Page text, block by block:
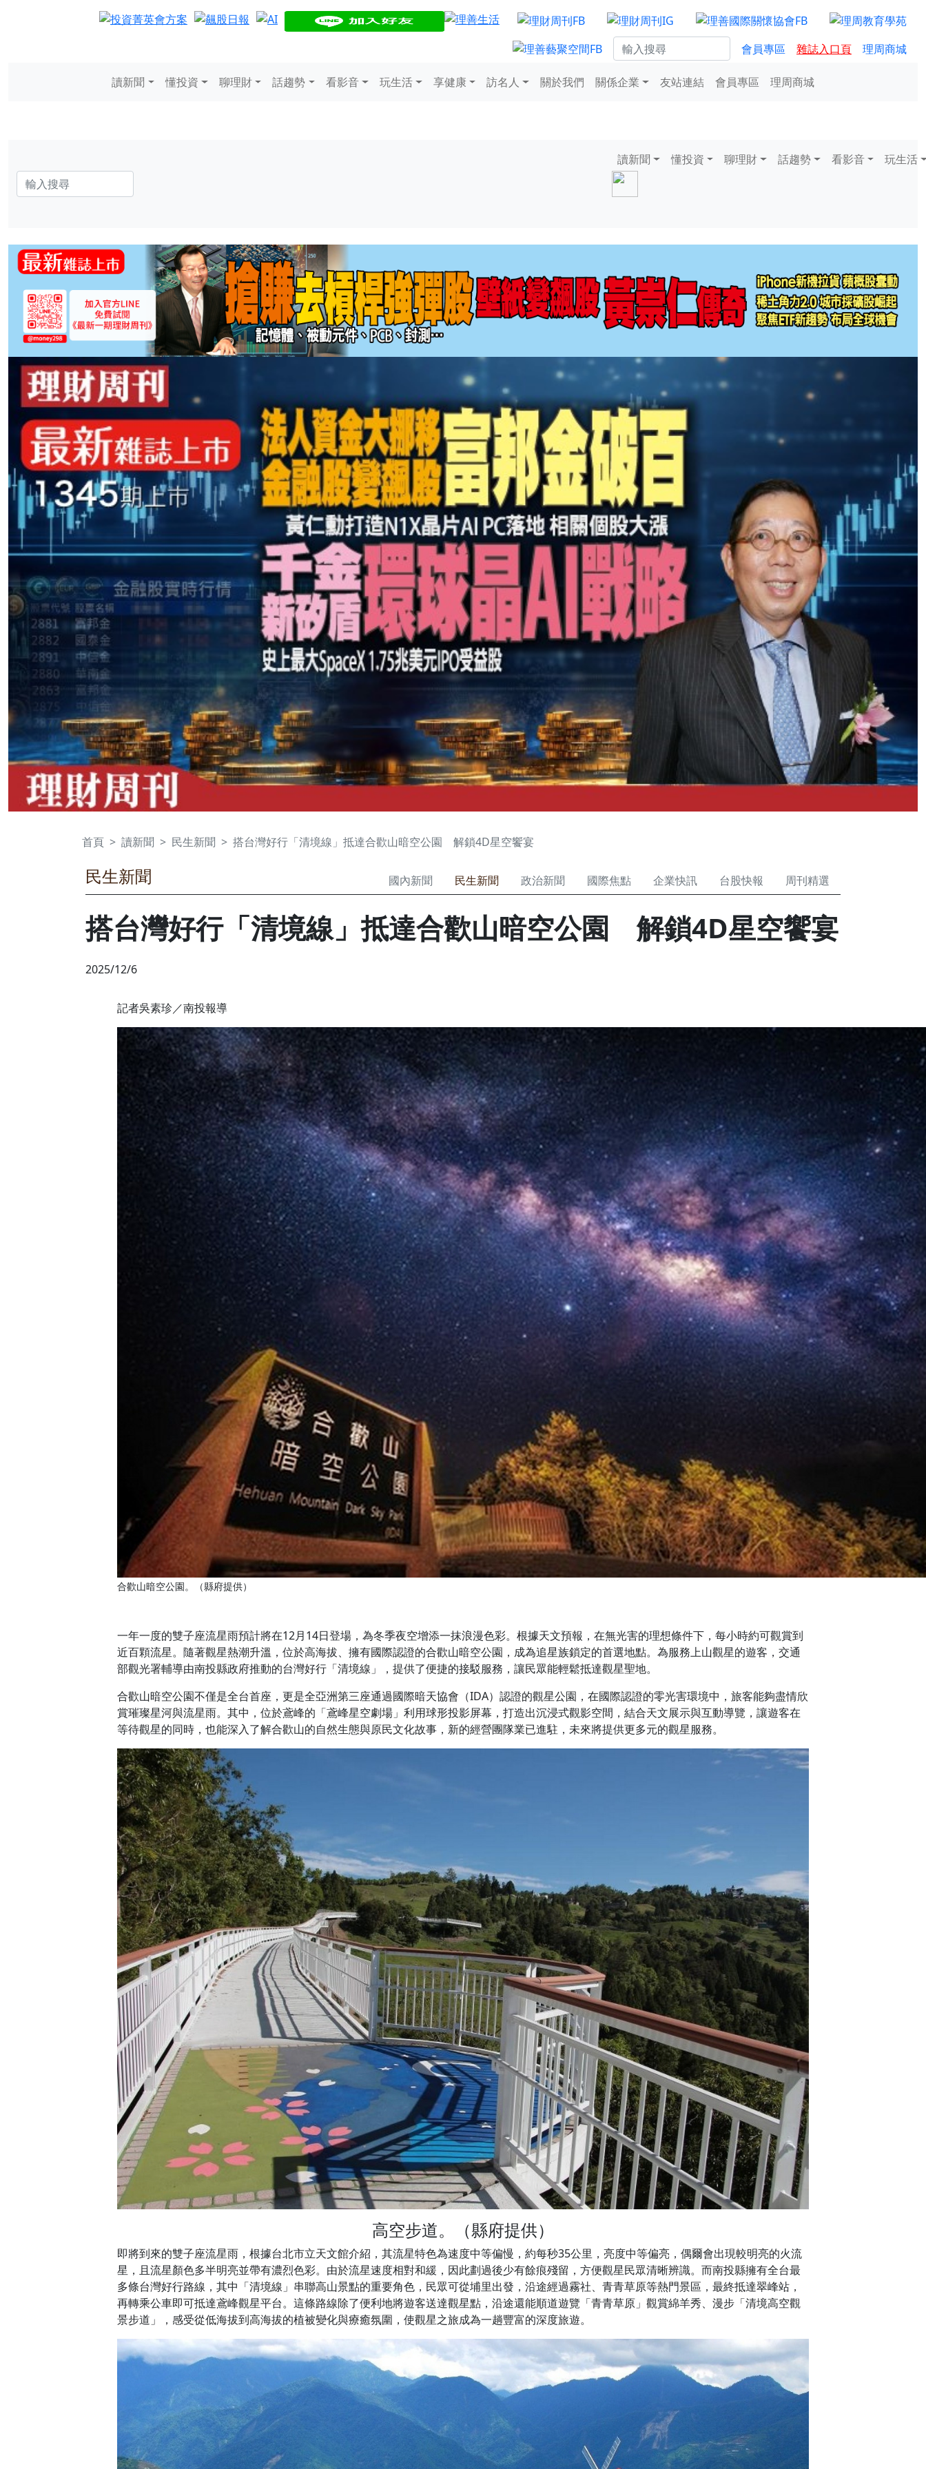
會員專區 雜誌入口頁 理周商城
讀新聞 懂投資 聊理財 話趨勢 看影音 玩生活 享健康 訪名人 關於我們 關係企業 友站連結 會員專區 理周商城
讀新聞 懂投資 聊理財 話趨勢 看影音 玩生活
首頁 讀新聞 民生新聞 搭台灣好行「清境線」抵達合歡山暗空公園 解鎖4D星空饗宴
民生新聞 國內新聞 民生新聞 政治新聞 國際焦點 企業快訊 台股快報 周刊精選
搭台灣好行「清境線」抵達合歡山暗空公園 解鎖4D星空饗宴
2025/12/6
記者吳素珍／南投報導
合歡山暗空公園。（縣府提供）
一年一度的雙子座流星雨預計將在12月14日登場，為冬季夜空增添一抹浪漫色彩。根據天文預報，在無光害的理想條件下，每小時約可觀賞到
近百顆流星。隨著觀星熱潮升溫，位於高海拔、擁有國際認證的合歡山暗空公園，成為追星族鎖定的首選地點。為服務上山觀星的遊客，交通
部觀光署輔導由南投縣政府推動的台灣好行「清境線」，提供了便捷的接駁服務，讓民眾能輕鬆抵達觀星聖地。
合歡山暗空公園不僅是全台首座，更是全亞洲第三座通過國際暗天協會（IDA）認證的觀星公園，在國際認證的零光害環境中，旅客能夠盡情欣
賞璀璨星河與流星雨。其中，位於鳶峰的「鳶峰星空劇場」利用球形投影屏幕，打造出沉浸式觀影空間，結合天文展示與互動導覽，讓遊客在
等待觀星的同時，也能深入了解合歡山的自然生態與原民文化故事，新的經營團隊業已進駐，未來將提供更多元的觀星服務。
高空步道。（縣府提供）
即將到來的雙子座流星雨，根據台北市立天文館介紹，其流星特色為速度中等偏慢，約每秒35公里，亮度中等偏亮，偶爾會出現較明亮的火流
星，且流星顏色多半明亮並帶有濃烈色彩。由於流星速度相對和緩，因此劃過後少有餘痕殘留，方便觀星民眾清晰辨識。而南投縣擁有全台最
多條台灣好行路線，其中「清境線」串聯高山景點的重要角色，民眾可從埔里出發，沿途經過霧社、青青草原等熱門景區，最終抵達翠峰站，
再轉乘公車即可抵達鳶峰觀星平台。這條路線除了便利地將遊客送達觀星點，沿途還能順道遊覽「青青草原」觀賞綿羊秀、漫步「清境高空觀
景步道」，感受從低海拔到高海拔的植被變化與療癒氛圍，使觀星之旅成為一趟豐富的深度旅遊。